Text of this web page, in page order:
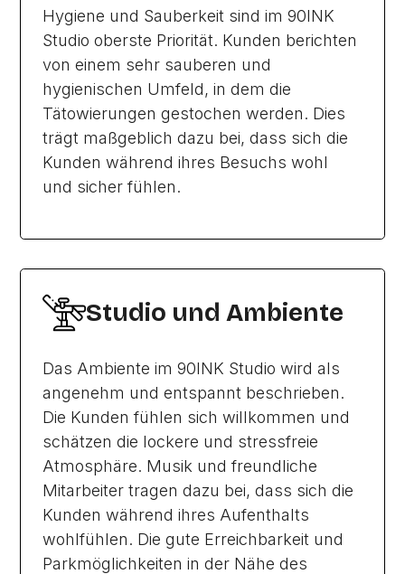
Hygiene und Sauberkeit sind im 90INK
Studio oberste Priorität. Kunden berichten
von einem sehr sauberen und
hygienischen Umfeld, in dem die
Tätowierungen gestochen werden. Dies
trägt maßgeblich dazu bei, dass sich die
Kunden während ihres Besuchs wohl
und sicher fühlen.
Studio und Ambiente
Das Ambiente im 90INK Studio wird als
angenehm und entspannt beschrieben.
Die Kunden fühlen sich willkommen und
schätzen die lockere und stressfreie
Atmosphäre. Musik und freundliche
Mitarbeiter tragen dazu bei, dass sich die
Kunden während ihres Aufenthalts
wohlfühlen. Die gute Erreichbarkeit und
Parkmöglichkeiten in der Nähe des